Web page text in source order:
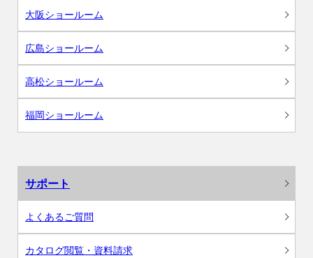
大阪ショールーム
広島ショールーム
高松ショールーム
福岡ショールーム
サポート
よくあるご質問
カタログ閲覧・資料請求